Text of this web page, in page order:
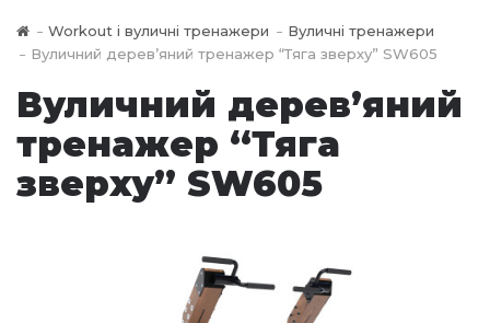
Workout і вуличні тренажери
Вуличні тренажери
Вуличний дерев’яний тренажер “Тяга зверху” SW605
Вуличний дерев’яний
тренажер “Тяга
зверху” SW605